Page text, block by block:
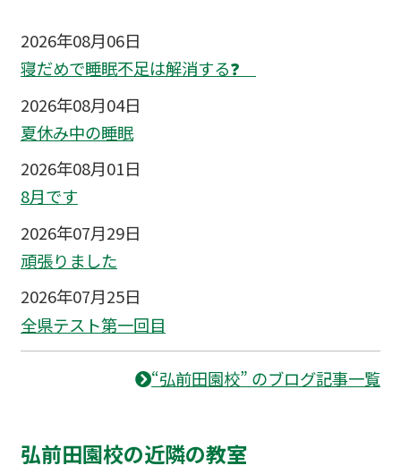
2026年08月06日
寝だめで睡眠不足は解消する❓
2026年08月04日
夏休み中の睡眠
2026年08月01日
8月です
2026年07月29日
頑張りました
2026年07月25日
全県テスト第一回目
“弘前田園校” のブログ記事一覧
弘前田園校の近隣の教室